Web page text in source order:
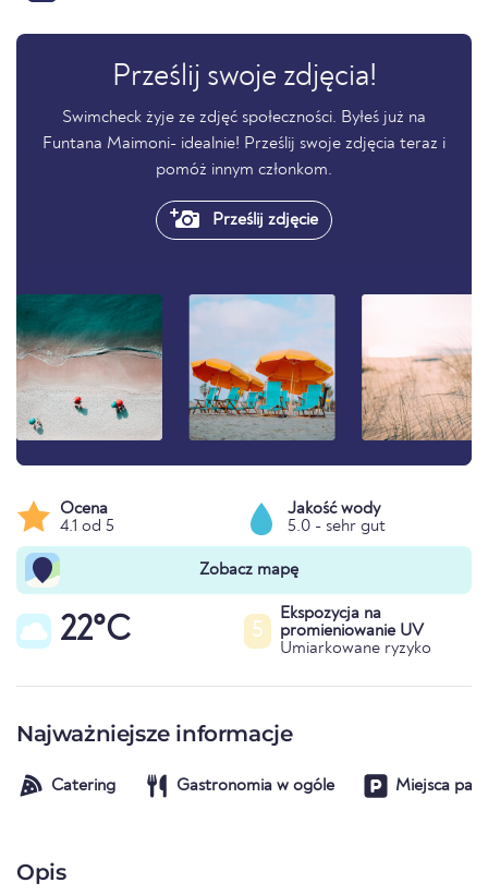
Prześlij swoje zdjęcia!
Swimcheck żyje ze zdjęć społeczności. Byłeś już na
Funtana Maimoni- idealnie! Prześlij swoje zdjęcia teraz i
pomóż innym członkom.
Prześlij zdjęcie
Ocena
4.1 od 5
Jakość wody
5.0 - sehr gut
Zobacz mapę
22°C 5
Ekspozycja na
promieniowanie UV
Umiarkowane ryzyko
Najważniejsze informacje
Catering Gastronomia w ogóle Miejsca
Opis